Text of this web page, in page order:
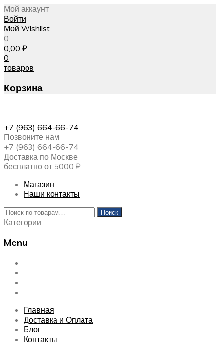
Мой аккаунт
Войти
Мой Wishlist
0
0,00 ₽
0
товаров
Корзина
+7 (963) 664-66-74
Позвоните нам
+7 (963) 664-66-74
Доставка по Москве
бесплатно от 5000 ₽
Магазин
Наши контакты
Искать:
Поиск
Категории
Menu
Skip
content
Главная
Доставка и Оплата
Блог
Контакты